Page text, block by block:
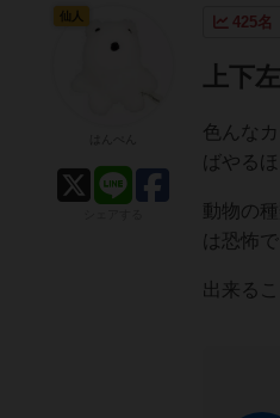
425名
上下
色んな
ばやる
動物の
は恐怖で
出来る
仙人